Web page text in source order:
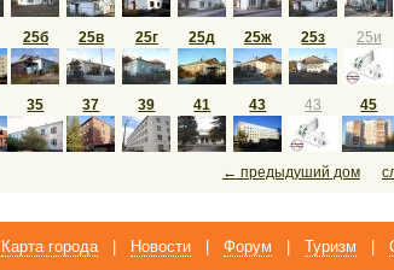
25б 25в 25г 25д 25ж 25з 25и
35 37 39 41 43 43 45
← предыдуший дом
Карта города Новости Форум Туризм